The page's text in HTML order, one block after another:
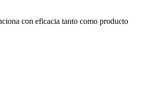
con eficacia tanto como producto